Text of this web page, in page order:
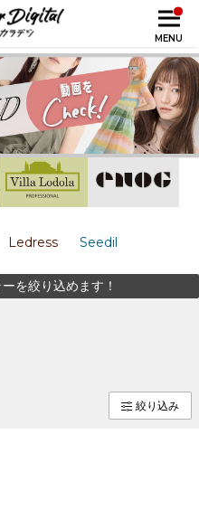
MENU
Ledress Seedil
を絞り込めます！
絞り込み